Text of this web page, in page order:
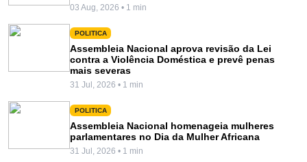
03 Aug, 2026 • 1 min
POLITICA
Assembleia Nacional aprova revisão da Lei
contra a Violência Doméstica e prevê penas
mais severas
31 Jul, 2026 • 1 min
POLITICA
Assembleia Nacional homenageia mulheres
parlamentares no Dia da Mulher Africana
31 Jul, 2026 • 1 min